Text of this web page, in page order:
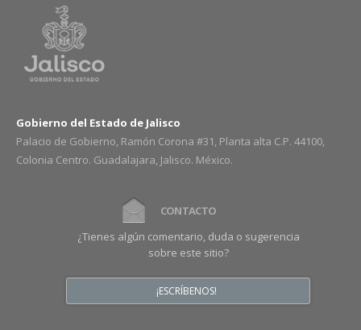
Gobierno del Estado de Jalisco
Palacio de Gobierno, Ramón Corona #31, Planta alta C.P. 44100,
Colonia Centro. Guadalajara, Jalisco. México.
CONTACTO
¿Tienes algún comentario, duda o sugerencia
sobre este sitio?
¡ESCRÍBENOS!